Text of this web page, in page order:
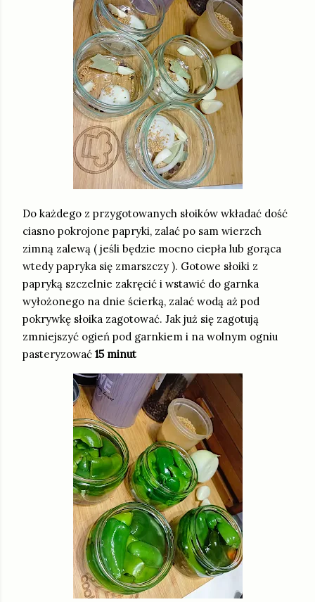
Do każdego z przygotowanych słoików wkładać dość
ciasno pokrojone papryki, zalać po sam wierzch
zimną zalewą ( jeśli będzie mocno ciepła lub gorąca
wtedy papryka się zmarszczy ). Gotowe słoiki z
papryką szczelnie zakręcić i wstawić do garnka
wyłożonego na dnie ścierką, zalać wodą aż pod
pokrywkę słoika zagotować. Jak już się zagotują
zmniejszyć ogień pod garnkiem i na wolnym ogniu
pasteryzować 15 minut